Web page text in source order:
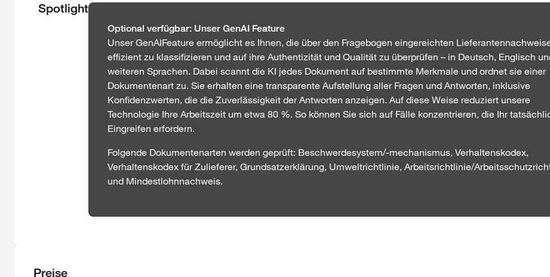
Spotlight
Optional verfügbar: Unser GenAI Feature
Unser GenAIFeature ermöglicht es Ihnen, die über den Fragebogen eingereichten
effizient zu klassifizieren und auf ihre Authentizität und Qualität zu überprüfen – in Deutsch, Englisch
weiteren Sprachen. Dabei scannt die KI jedes Dokument auf bestimmte Merkmale und ordnet sie einer
Dokumentenart zu. Sie erhalten eine transparente Aufstellung aller Fragen und Antworten, inklusive
Konfidenzwerten, die die Zuverlässigkeit der Antworten anzeigen. Auf diese Weise reduziert unsere
Technologie Ihre Arbeitszeit um etwa 80 %. So können Sie sich auf Fälle konzentrieren, die Ihr
Eingreifen erfordern.
Folgende Dokumentenarten werden geprüft: Beschwerdesystem/-mechanismus, Verhaltenskodex,
Verhaltenskodex für Zulieferer, Grundsatzerklärung, Umweltrichtlinie, Arbeitsrichtlinie/
und Mindestlohnnachweis.
Preise